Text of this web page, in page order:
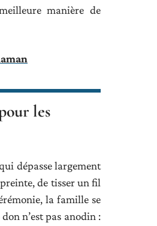
manière de
les
dépasse largement
de tisser un fil
la famille se
n’est pas anodin :